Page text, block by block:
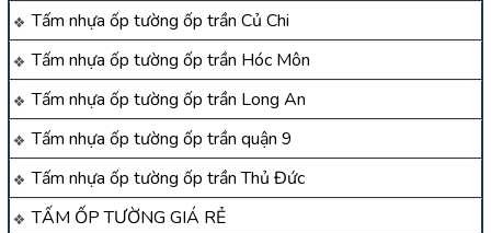
Tấm nhựa ốp tường ốp trần Củ Chi
Tấm nhựa ốp tường ốp trần Hóc Môn
Tấm nhựa ốp tường ốp trần Long An
Tấm nhựa ốp tường ốp trần quận 9
Tấm nhựa ốp tường ốp trần Thủ Đức
TẤM ỐP TƯỜNG GIÁ RẺ